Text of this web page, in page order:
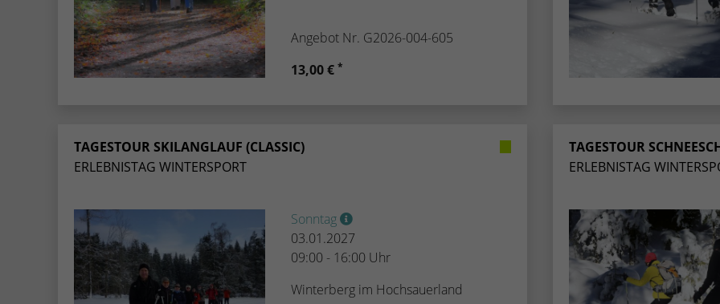
Angebot Nr. G2026-004-605
13,00 € *
TAGESTOUR SKILANGLAUF (CLASSIC)
ERLEBNISTAG WINTERSPORT
Sonntag
03.01.2027
09:00 - 16:00 Uhr
Winterberg im Hochsauerland
TAGESTOUR
ERLEBNISTAG
Zugang zu geschützten Bereichen gewährt.
weisen eine randoly generierte Nummer zu, um
eindeutige Besucher zu identifizieren.
Zweck
installiert. Das Cookie wird verwendet, um
Informationen darüber zu speichern, wie
Besucher eine Website nutzen, und hilft bei der
Erstellung eines Analyseberichts darüber, wie es
der Website geht. Die erhobenen Daten
umfassen die Anzahl der Besucher, die Quelle,